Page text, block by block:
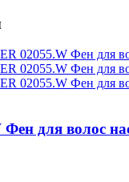
для волос